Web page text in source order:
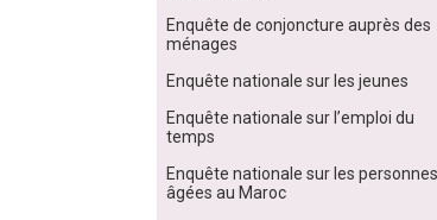
Enquête de conjoncture auprès des
ménages
Enquête nationale sur les jeunes
Enquête nationale sur l’emploi du
temps
Enquête nationale sur les personnes
âgées au Maroc